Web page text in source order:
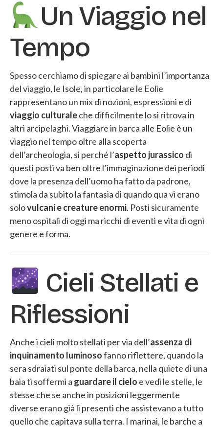
Un Viaggio nel
Tempo
Spesso cerchiamo di spiegare ai bambini l’importanza
del viaggio, le Isole, in particolare le Eolie
rappresentano un mix di nozioni, espressioni e di
viaggio culturaleche difficilmente lo si ritrova in
altri arcipelaghi. Viaggiare in barca alle Eolie è un
viaggio nel tempo oltre alla scoperta
dell’archeologia, si perché l’aspetto jurassico di
questi posti va ben oltre l’immaginazione dei periodi
dove la presenza dell’uomo ha fatto da padrone,
stimola da subito la fantasia di quando qua vi erano
solovulcani e creature enormi. Posti sicuramente
meno ospitali di oggi ma ricchi di eventi e vita di ogni
genere e forma.
Cieli Stellati e
Riflessioni
Anche i cieli molto stellati per via dell’assenza di
inquinamento luminosofanno riflettere, quando la
sera sdraiati sul ponte della barca, nella quiete di una
baia ti soffermi a guardare il cielo e vedi le stelle, le
stesse che se anche in posizioni leggermente
diverse erano già li presenti che assistevano a tutto
quello che capitava sulla terra. I marinai, le barche a